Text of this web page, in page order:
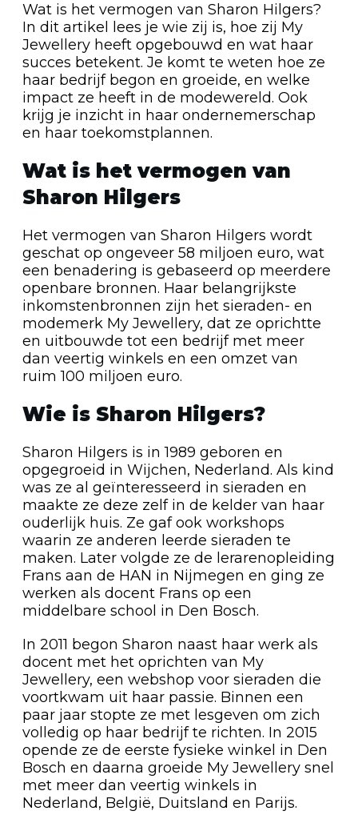
Wat is het vermogen van Sharon Hilgers?
In dit artikel lees je wie zij is, hoe zij My
Jewellery heeft opgebouwd en wat haar
succes betekent. Je komt te weten hoe ze
haar bedrijf begon en groeide, en welke
impact ze heeft in de modewereld. Ook
krijg je inzicht in haar ondernemerschap
en haar toekomstplannen.
Wat is het vermogen van
Sharon Hilgers
Het vermogen van Sharon Hilgers wordt
geschat op ongeveer 58 miljoen euro, wat
een benadering is gebaseerd op meerdere
openbare bronnen. Haar belangrijkste
inkomstenbronnen zijn het sieraden- en
modemerk My Jewellery, dat ze oprichtte
en uitbouwde tot een bedrijf met meer
dan veertig winkels en een omzet van
ruim 100 miljoen euro.
Wie is Sharon Hilgers?
Sharon Hilgers is in 1989 geboren en
opgegroeid in Wijchen, Nederland. Als kind
was ze al geïnteresseerd in sieraden en
maakte ze deze zelf in de kelder van haar
ouderlijk huis. Ze gaf ook workshops
waarin ze anderen leerde sieraden te
maken. Later volgde ze de lerarenopleiding
Frans aan de HAN in Nijmegen en ging ze
werken als docent Frans op een
middelbare school in Den Bosch.
In 2011 begon Sharon naast haar werk als
docent met het oprichten van My
Jewellery, een webshop voor sieraden die
voortkwam uit haar passie. Binnen een
paar jaar stopte ze met lesgeven om zich
volledig op haar bedrijf te richten. In 2015
opende ze de eerste fysieke winkel in Den
Bosch en daarna groeide My Jewellery snel
met meer dan veertig winkels in
Nederland, België, Duitsland en Parijs.